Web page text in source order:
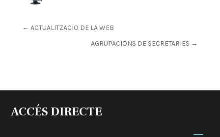
← ACTUALITZACIO DE LA WEB
AGRUPACIONS DE SECRETARIES →
ACCÉS DIRECTE